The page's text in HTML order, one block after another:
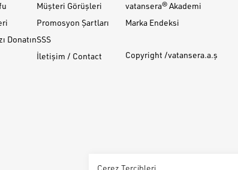
Çerez Tercihleri
Donatın
Müşteri Görüşleri
Promosyon Şartları
SSS
İletişim / Contact
vatansera® Akademi
Marka Endeksi
Copyright /vatansera.a.ş